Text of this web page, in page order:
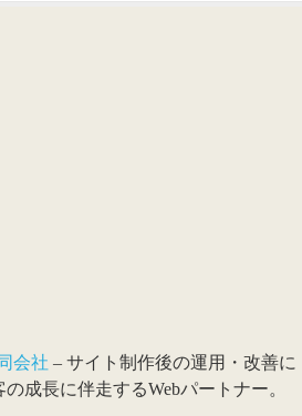
会社 – サイト制作後の運用・改善に
成長に伴走するWebパートナー。